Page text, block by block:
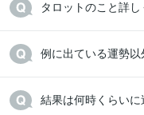
タロットのこと詳
例に出ている運勢
結果は何時くらい